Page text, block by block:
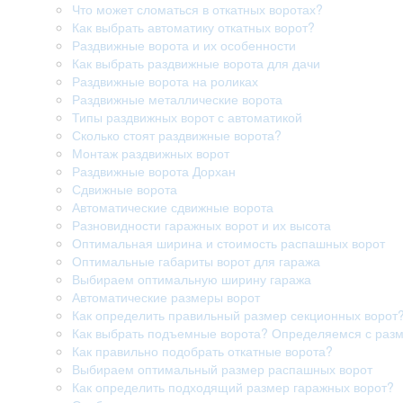
Что может сломаться в откатных воротах?
Как выбрать автоматику откатных ворот?
Раздвижные ворота и их особенности
Как выбрать раздвижные ворота для дачи
Раздвижные ворота на роликах
Раздвижные металлические ворота
Типы раздвижных ворот с автоматикой
Сколько стоят раздвижные ворота?
Монтаж раздвижных ворот
Раздвижные ворота Дорхан
Сдвижные ворота
Автоматические сдвижные ворота
Разновидности гаражных ворот и их высота
Оптимальная ширина и стоимость распашных ворот
Оптимальные габариты ворот для гаража
Выбираем оптимальную ширину гаража
Автоматические размеры ворот
Как определить правильный размер секционных ворот?
Как выбрать подъемные ворота? Определяемся с
Как правильно подобрать откатные ворота?
Выбираем оптимальный размер распашных ворот
Как определить подходящий размер гаражных ворот?